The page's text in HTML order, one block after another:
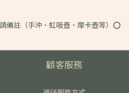
備註（手沖、虹吸壺、摩卡壺等）⭕️
顧客服務